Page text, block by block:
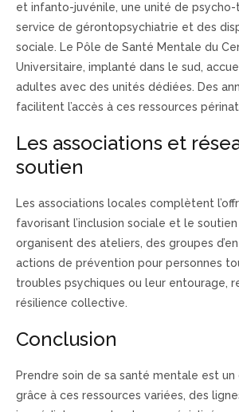
et infanto-juvénile, une unité de
service de gérontopsychiatrie et des
sociale. Le Pôle de Santé Mentale du
Universitaire, implanté dans le sud,
adultes avec des unités dédiées. Des
facilitent l’accès à ces ressources
Les associations et
soutien
Les associations locales complètent
favorisant l’inclusion sociale et le
organisent des ateliers, des groupes
actions de prévention pour personnes
troubles psychiques ou leur entourage,
résilience collective.
Conclusion
Prendre soin de sa santé mentale est
grâce à ces ressources variées, des